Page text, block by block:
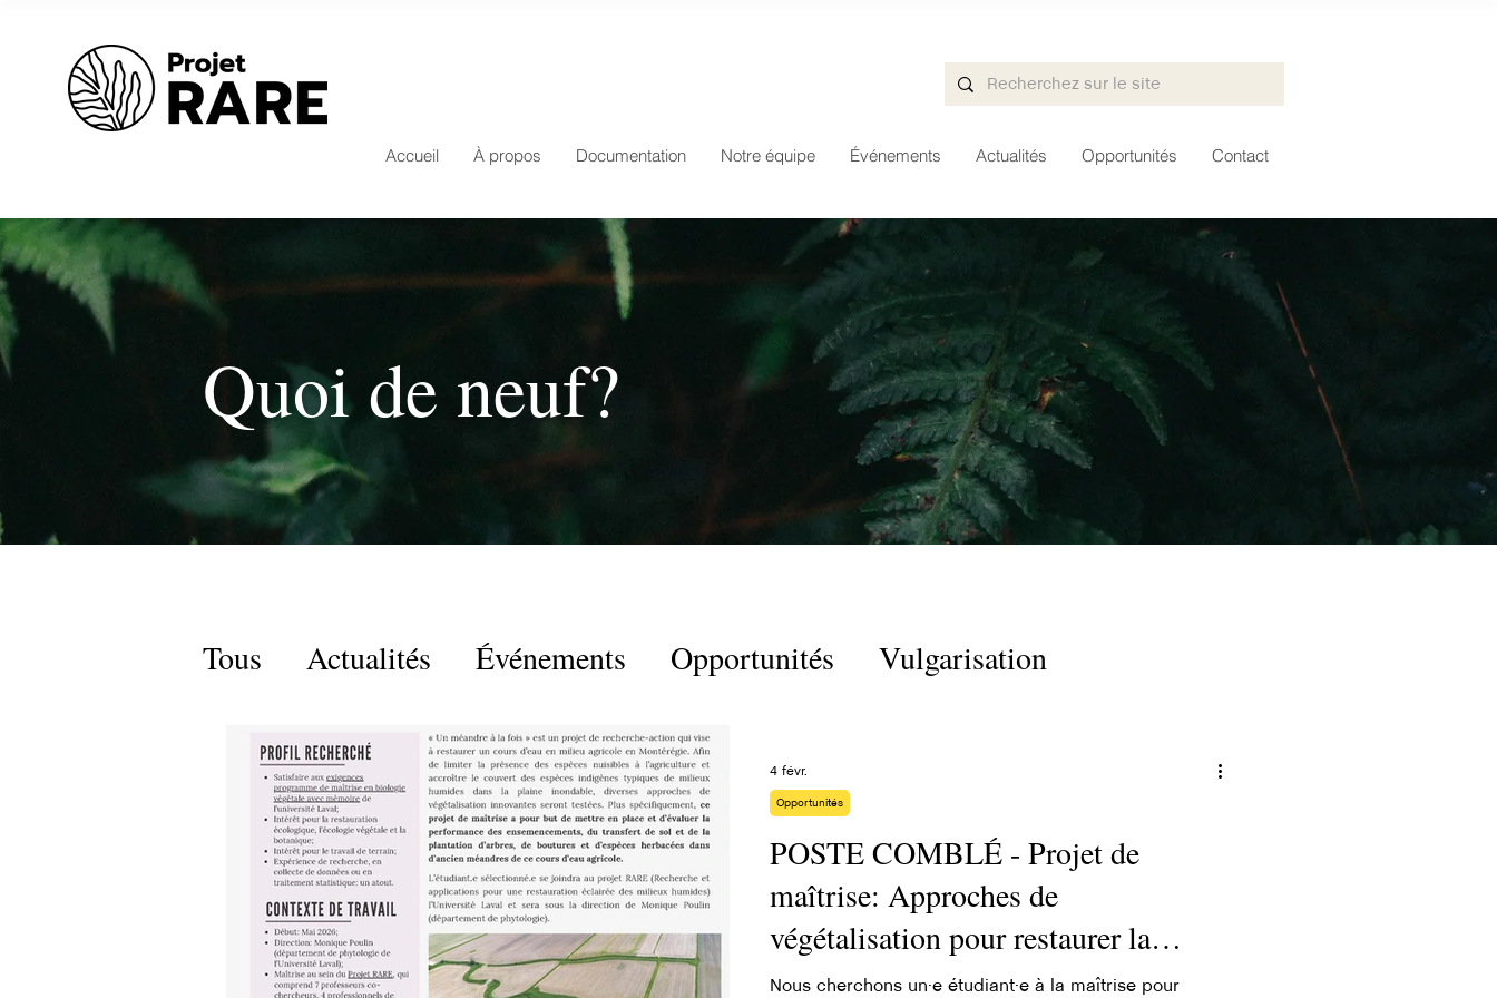
Accueil À propos Documentation Notre équipe Événements Actualités Opportunités Contact
Quoi de neuf?
Tous Actualités Événements Opportunités Vulgarisation
POSTE COMBLÉ - Projet de
maîtrise: Approches de
végétalisation pour restaurer la
végétation typique des milieux
Nous cherchons un·e étudiant·e à la maîtrise pour
Opportunités
4 févr.